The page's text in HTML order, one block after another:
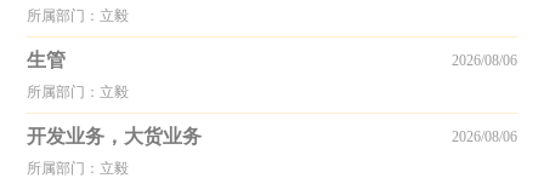
所属部门：立毅
生管
所属部门：立毅
2026/08/06
开发业务，大货业务
所属部门：立毅
2026/08/06